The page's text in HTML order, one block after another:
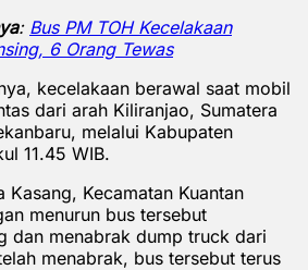
: Bus PM TOH Kecelakaan
6 Orang Tewas
kecelakaan berawal saat mobil
dari arah Kiliranjao, Sumatera
melalui Kabupaten
11.45 WIB.
Kasang, Kecamatan Kuantan
menurun bus tersebut
dan menabrak dump truck dari
menabrak, bus tersebut terus